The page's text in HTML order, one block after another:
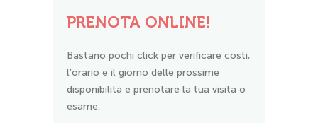
PRENOTA ONLINE!
Bastano pochi click per verificare costi,
l’orario e il giorno delle prossime
disponibilità e prenotare la tua visita o
esame.